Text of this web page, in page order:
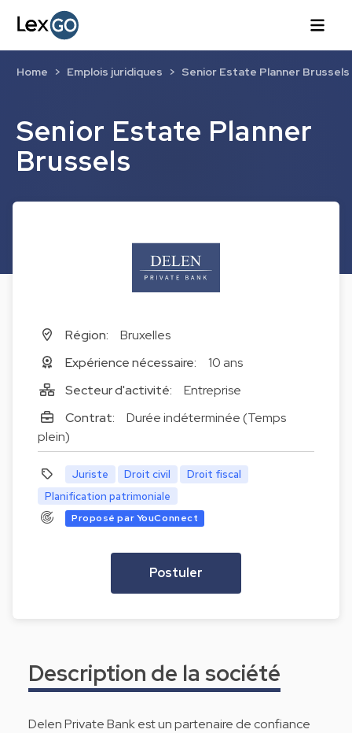
Senior Estate Planner
Brussels
Home Emplois juridiques Senior Estate Planner Brussels
Région:
Bruxelles
Expérience nécessaire:
10 ans
Secteur d'activité:
Entreprise
Contrat:
Durée indéterminée (Temps
plein)
Juriste Droit civil
Droit fiscal
Planification patrimoniale
Proposé par YouConnect
Postuler
Description de la société
Delen Private Bank est un partenaire de confiance